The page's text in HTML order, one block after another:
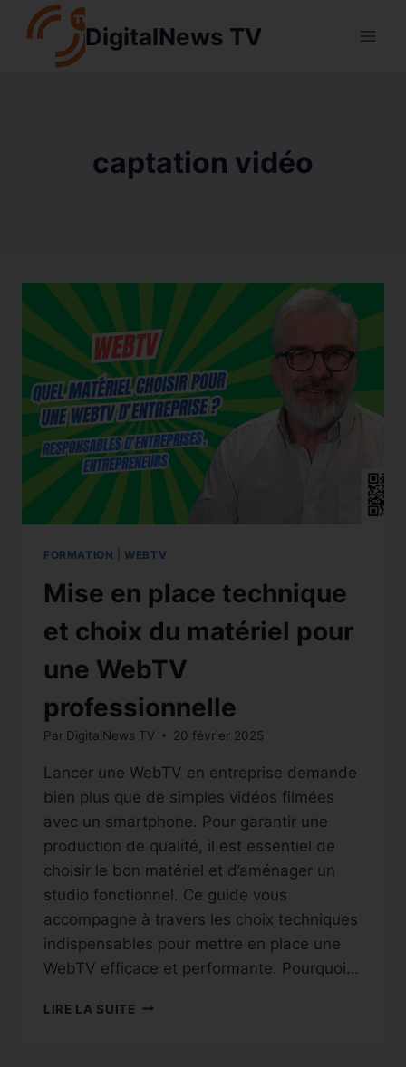
contenu
DigitalNews TV
captation vidéo
FORMATION WEBTV
Mise en place technique
et choix du matériel pour
une WebTV
professionnelle
Par DigitalNews TV 20 février 2025
Lancer une WebTV en entreprise demande
bien plus que de simples vidéos filmées
avec un smartphone. Pour garantir une
production de qualité, il est essentiel de
choisir le bon matériel et d’aménager un
studio fonctionnel. Ce guide vous
accompagne à travers les choix techniques
indispensables pour mettre en place une
WebTV efficace et performante. Pourquoi…
LIRE LA SUITE MISE